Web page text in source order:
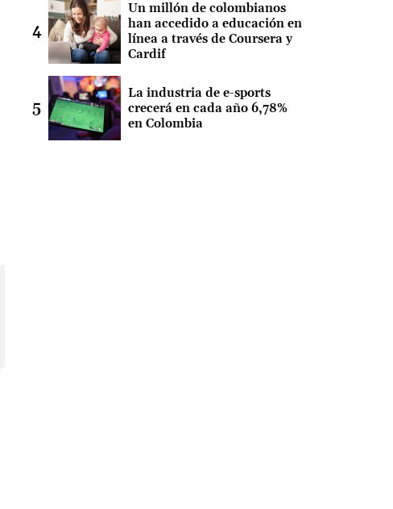
Un millón de colombianos
han accedido a educación en
línea a través de Coursera y
Cardif
La industria de e-sports
crecerá en cada año 6,78%
en Colombia